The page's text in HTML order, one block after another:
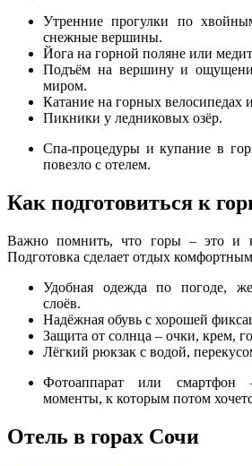
Утренние прогулки по
снежные вершины.
Йога на горной поляне или
Подъём на вершину и
миром.
Катание на горных велосипедах
Пикники у ледниковых озёр.
Спа-процедуры и купание в
повезло с отелем.
Как подготовиться к
Важно помнить, что горы – это и
Подготовка сделает отдых
Удобная одежда по погоде,
слоёв.
Надёжная обувь с хорошей
Защита от солнца – очки, крем,
Лёгкий рюкзак с водой,
Фотоаппарат или
моменты, к которым потом
Отель в горах Сочи